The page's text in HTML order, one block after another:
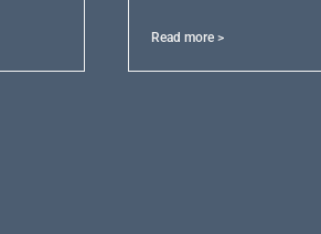
Read more >